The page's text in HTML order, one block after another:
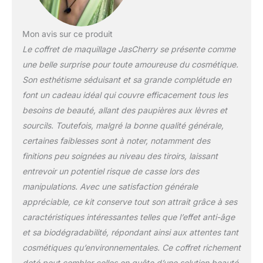
de haute qualité
appliquer et crée une
finition de maquillage
tridimensionnelle claire et
brillante. Sentez-vous
durable, résistant à l'eau,
sans colorant et ne
formera pas de marque
gênante. Non toxique et
lavable - Fabriqué en
matériau non toxique et
sûr, de haute qualité et
robuste. Facile à laver,
sans odeur, sans
irritation de la peau,
Mon avis sur ce produit
Le coffret de maquillage JasCherry se présente comme
une belle surprise pour toute amoureuse du cosmétique.
Son esthétisme séduisant et sa grande complétude en
font un cadeau idéal qui couvre efficacement tous les
besoins de beauté, allant des paupières aux lèvres et
sourcils. Toutefois, malgré la bonne qualité générale,
certaines faiblesses sont à noter, notamment des
finitions peu soignées au niveau des tiroirs, laissant
entrevoir un potentiel risque de casse lors des
manipulations. Avec une satisfaction générale
appréciable, ce kit conserve tout son attrait grâce à ses
caractéristiques intéressantes telles que l’effet anti-âge
et sa biodégradabilité, répondant ainsi aux attentes tant
cosmétiques qu’environnementales. Ce coffret richement